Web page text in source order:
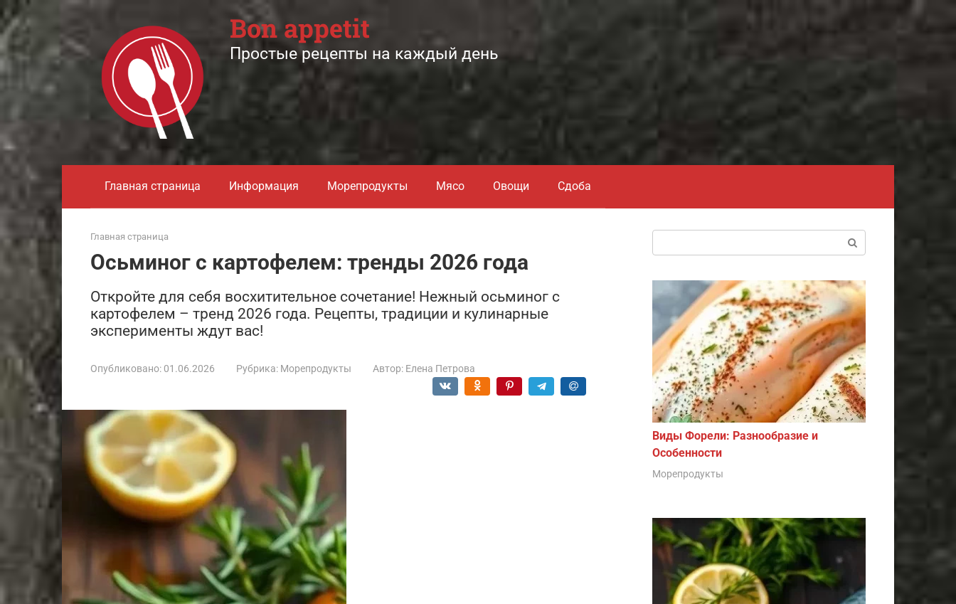
Перейти
к
Bon appetit
Простые рецепты на каждый день
Главная страница Информация Морепродукты Мясо Овощи Сдоба
Главная страница
Осьминог с картофелем: тренды 2026 года
Откройте для себя восхитительное сочетание! Нежный осьминог с
картофелем – тренд 2026 года. Рецепты, традиции и кулинарные
эксперименты ждут вас!
Опубликовано: 01.06.2026 Рубрика: Морепродукты Автор: Елена Петрова
Виды Форели: Разнообразие и
Особенности
Морепродукты